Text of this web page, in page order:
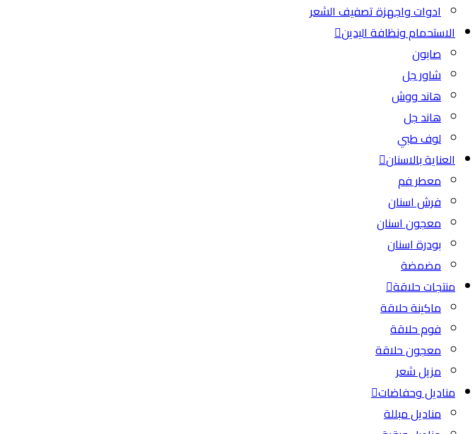
ادوات واجهزة تصفيف الشعر
الاستحمام ونظافة اليدين
صابون
شاور جل
هاند ووش
هاند جل
لوف طبي
العناية بالاسنان
معطر فم
فرش اسنان
معجون اسنان
بودرة اسنان
مضمضة
منتجات حلاقة
ماكينة حلاقة
فوم حلاقة
معجون حلاقة
مزيل شعر
مناديل وحفاضات
مناديل مبللة